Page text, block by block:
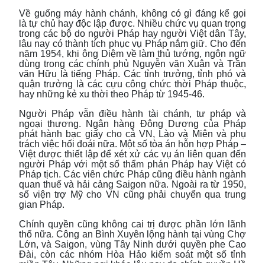
Về guống máy hành chánh, không có gì đáng kể gọi
là tự chủ hay độc lập được. Nhiều chức vụ quan trọng
trong các bộ do người Pháp hay người Việt dân Tây,
lâu nay có thành tích phục vụ Pháp nắm giữ. Cho đến
năm 1954, khi ông Diệm về làm thủ tướng, ngôn ngữ
dùng trong các chính phủ Nguyễn văn Xuân và Trần
văn Hữu là tiếng Pháp. Các tỉnh trưởng, tỉnh phó và
quận trưởng là các cựu công chức thời Pháp thuộc,
hay những kẻ xu thời theo Pháp từ 1945-46.
Người Pháp vẫn điều hành tài chánh, tư pháp và
ngoại thương. Ngân hàng Đông Dương của Pháp
phát hành bạc giấy cho cả VN, Lào và Miên và phụ
trách việc hối đoái nữa. Một số tòa án hỗn hợp Pháp –
Việt được thiết lập để xét xử các vụ án liên quan đến
người Pháp với một số thẩm phán Pháp hay Việt có
Pháp tịch. Các viên chức Pháp cũng điều hành ngành
quan thuế và hải cảng Saigon nữa. Ngoài ra từ 1950,
số viện trợ Mỹ cho VN cũng phải chuyển qua trung
gian Pháp.
Chính quyền cũng không cai trị được phần lớn lãnh
thổ nữa. Công an Bình Xuyên lộng hành tại vùng Chợ
Lớn, và Saigon, vùng Tây Ninh dưới quyền phe Cao
Đài, còn các nhóm Hòa Hảo kiểm soát một số tỉnh